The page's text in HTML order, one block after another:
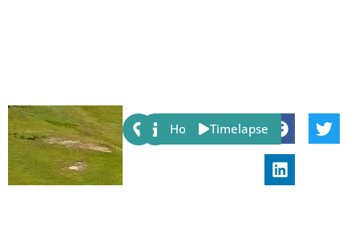
Share:
Host Timelapse